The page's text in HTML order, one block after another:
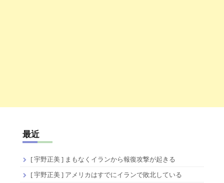
最近
[ 宇野正美 ] まもなくイランから報復攻撃が起きる
[ 宇野正美 ] アメリカはすでにイランで敗北している